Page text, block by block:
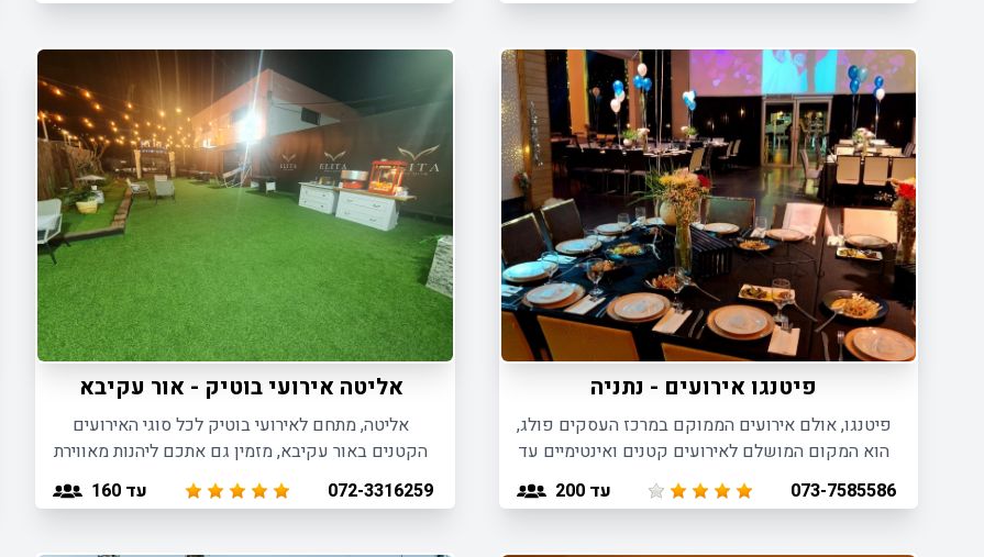
פיטנגו אירועים - נתניה
פיטנגו, אולם אירועים הממוקם במרכז העסקים פולג,
הוא המקום המושלם לאירועים קטנים ואינטימיים עד
200 משתתפים. היכנסו והיחשפו ליתרונות הגדולים
שלנו לאירוח אירועים קטנים.073-7585586 עד 200
אליטה אירועי בוטיק - אור עקיבא
אליטה, מתחם לאירועי בוטיק לכל סוגי האירועים
הקטנים באור עקיבא, מזמין גם אתכם ליהנות מאווירת
אירוח אינטימית ומפנקת לאירועים עד 180
משתתפים.
072-3316259 עד 160